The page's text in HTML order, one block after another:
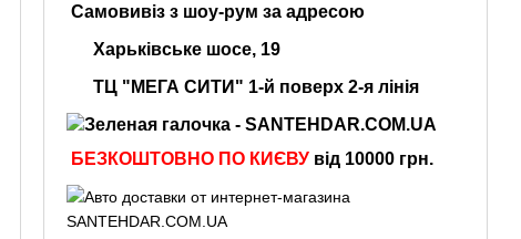
Самовивіз з шоу-рум за адресою
Харьківське шосе, 19
ТЦ "МЕГА СИТИ" 1-й поверх 2-я лінія
БЕЗКОШТОВНО ПО КИЄВУ від 10000 грн.